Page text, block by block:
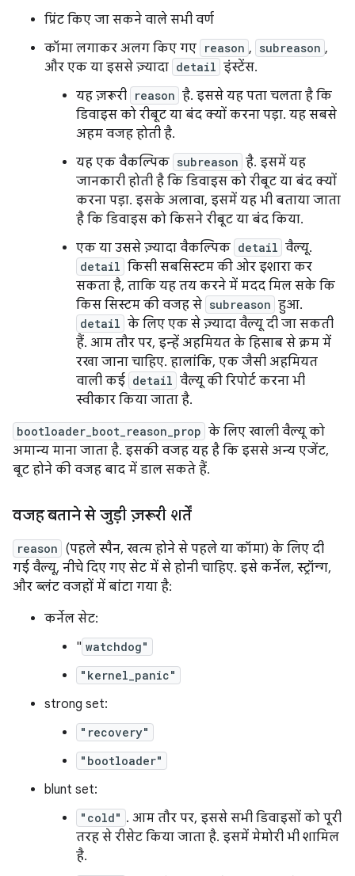
प्रिंट किए जा सकने वाले सभी वर्ण
कॉमा लगाकर अलग किए गए reason , subreason ,
और एक या इससे ज़्यादा detail इंस्टेंस.
यह ज़रूरी reason है. इससे यह पता चलता है कि
डिवाइस को रीबूट या बंद क्यों करना पड़ा. यह सबसे
अहम वजह होती है.
यह एक वैकल्पिक subreason है. इसमें यह
जानकारी होती है कि डिवाइस को रीबूट या बंद क्यों
करना पड़ा. इसके अलावा, इसमें यह भी बताया जाता
है कि डिवाइस को किसने रीबूट या बंद किया.
एक या उससे ज़्यादा वैकल्पिक detail वैल्यू.
detail किसी सबसिस्टम की ओर इशारा कर
सकता है, ताकि यह तय करने में मदद मिल सके कि
किस सिस्टम की वजह से subreason हुआ.
detail के लिए एक से ज़्यादा वैल्यू दी जा सकती
हैं. आम तौर पर, इन्हें अहमियत के हिसाब से क्रम में
रखा जाना चाहिए. हालांकि, एक जैसी अहमियत
वाली कई detail वैल्यू की रिपोर्ट करना भी
स्वीकार किया जाता है.
bootloader_boot_reason_prop के लिए खाली वैल्यू को
अमान्य माना जाता है. इसकी वजह यह है कि इससे अन्य एजेंट,
बूट होने की वजह बाद में डाल सकते हैं.
वजह बताने से जुड़ी ज़रूरी शर्तें
reason (पहले स्पैन, खत्म होने से पहले या कॉमा) के लिए दी
गई वैल्यू, नीचे दिए गए सेट में से होनी चाहिए. इसे कर्नेल, स्ट्रॉन्ग,
और ब्लंट वजहों में बांटा गया है:
कर्नेल सेट:
" watchdog"
"kernel_panic"
strong set:
"recovery"
"bootloader"
blunt set:
"cold" . आम तौर पर, इससे सभी डिवाइसों को पूरी
तरह से रीसेट किया जाता है. इसमें मेमोरी भी शामिल
है.